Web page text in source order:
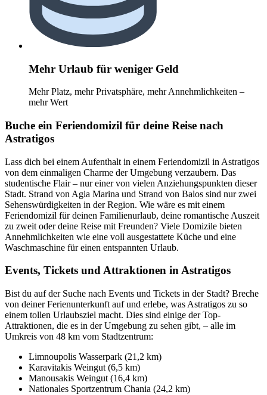
Mehr Urlaub für weniger Geld
Mehr Platz, mehr Privatsphäre, mehr Annehmlichkeiten –
mehr Wert
Buche ein Feriendomizil für deine Reise nach
Astratigos
Lass dich bei einem Aufenthalt in einem Feriendomizil in Astratigos
von dem einmaligen Charme der Umgebung verzaubern. Das
studentische Flair – nur einer von vielen Anziehungspunkten dieser
Stadt. Strand von Agia Marina und Strand von Balos sind nur zwei
Sehenswürdigkeiten in der Region. Wie wäre es mit einem
Feriendomizil für deinen Familienurlaub, deine romantische Auszeit
zu zweit oder deine Reise mit Freunden? Viele Domizile bieten
Annehmlichkeiten wie eine voll ausgestattete Küche und eine
Waschmaschine für einen entspannten Urlaub.
Events, Tickets und Attraktionen in Astratigos
Bist du auf der Suche nach Events und Tickets in der Stadt? Breche
von deiner Ferienunterkunft auf und erlebe, was Astratigos zu so
einem tollen Urlaubsziel macht. Dies sind einige der Top-
Attraktionen, die es in der Umgebung zu sehen gibt, – alle im
Umkreis von 48 km vom Stadtzentrum:
Limnoupolis Wasserpark (21,2 km)
Karavitakis Weingut (6,5 km)
Manousakis Weingut (16,4 km)
Nationales Sportzentrum Chania (24,2 km)